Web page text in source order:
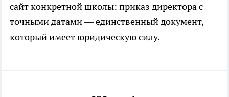
сайт конкретной школы: приказ директора с
точными датами — единственный документ,
который имеет юридическую силу.